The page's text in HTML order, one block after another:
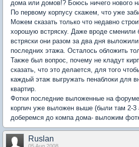
дома или домов!? Боюсь ничего нового
По первому корпусу скажем, что уже
Можем сказать только что недавно
хорошую встряску. Даже вроде сменили
встряски они разом за два дня
последних этажа. Осталось обложить
Также был вопрос, почему не кладут
сказать, что это делается, для того
каждый этаж выгружать пенаблоки для
квартир.
Фотки последние выложенные на
корпич уже выложен выше (были там 2-3
доберемся до компа дома- выложим
Ruslan